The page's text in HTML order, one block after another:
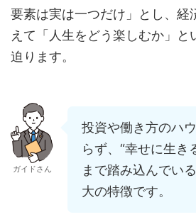
要素は実は一つだけ」とし、経
えて「人生をどう楽しむか」と
迫ります。
ガイドさん
投資や働き方のハ
らず、“幸せに生き
まで踏み込んでい
大の特徴です。